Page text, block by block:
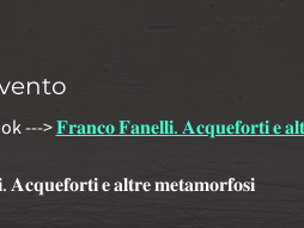
---> 𝐅𝐫𝐚𝐧𝐜𝐨 𝐅𝐚𝐧𝐞𝐥𝐥𝐢. 𝐀𝐜𝐪𝐮𝐞𝐟𝐨𝐫𝐭𝐢 𝐞
𝐀𝐜𝐪𝐮𝐞𝐟𝐨𝐫𝐭𝐢 𝐞 𝐚𝐥𝐭𝐫𝐞 𝐦𝐞𝐭𝐚𝐦𝐨𝐫𝐟𝐨𝐬𝐢